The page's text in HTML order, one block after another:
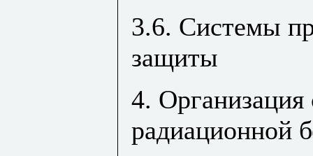
3.6. Системы
защиты
4.
радиационной